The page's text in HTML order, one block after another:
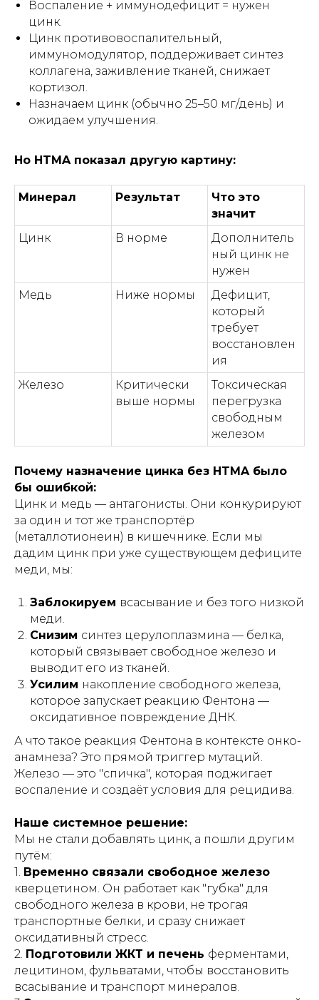
Воспаление + иммунодефицит = нужен
цинк.
Цинк противовоспалительный,
иммуномодулятор, поддерживает синтез
коллагена, заживление тканей, снижает
кортизол.
Назначаем цинк (обычно 25–50 мг/день) и
ожидаем улучшения.
Но HTMA показал другую картину:
Минерал Результат
Что это
значит
Цинк
В норме
Дополнитель
ный цинк не
нужен
Медь
Ниже нормы
Дефицит,
который
требует
восстановлен
ия
Железо
Критически
выше нормы
Токсическая
перегрузка
свободным
железом
Почему назначение цинка без HTMA было
бы ошибкой:
Цинк и медь — антагонисты. Они конкурируют
за один и тот же транспортёр
(металлотионеин) в кишечнике. Если мы
дадим цинк при уже существующем дефиците
меди, мы:
Заблокируем всасывание и без того низкой
меди.
Снизим синтез церулоплазмина — белка,
который связывает свободное железо и
выводит его из тканей.
Усилим накопление свободного железа,
которое запускает реакцию Фентона —
оксидативное повреждение ДНК.
А что такое реакция Фентона в контексте онко-
анамнеза? Это прямой триггер мутаций.
Железо — это "спичка", которая поджигает
воспаление и создаёт условия для рецидива.
Наше системное решение:
Мы не стали добавлять цинк, а пошли другим
путём:
1. Временно связали свободное железо
кверцетином. Он работает как "губка" для
свободного железа в крови, не трогая
транспортные белки, и сразу снижает
оксидативный стресс.
2. Подготовили ЖКТ и печень ферментами,
лецитином, фульватами, чтобы восстановить
всасывание и транспорт минералов.